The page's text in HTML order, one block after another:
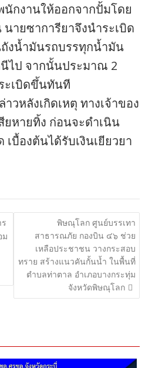
กงานให้ออกจากปั้มโดย
ายซาการียาจึงนำระเบิด
ถังน้ำมันรถบรรทุกน้ำมัน
นีไป จากนั้นประมาณ 2
ะเบิดขึ้นทันที
วหลังเกิดเหตุ ทางเจ้าของ
ยหายทิ้ง ก่อนจะดำเนิน
บื้องต้นได้รับเงินเยียวยา
ม
พิษณุโลก ศูนย์บรรเทา
สาธารณภัย กองบิน ๔๖ ช่วย
เหลือประชาชน วางกระสอบ
ทราย สร้างแนวคันกั้นน้ำ ในพื้นที่
ตำบลท่าตาล อำเภอบางกระทุ่ม
จังหวัดพิษณุโลก